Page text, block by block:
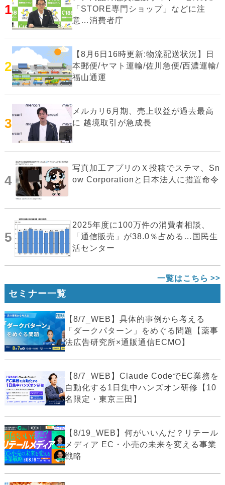
1
「STORE専門ショップ」などに注
意…消費者庁
2
【8月6日16時更新:物流配送状況】日
本郵便/ヤマト運輸/佐川急便/西濃運輸/
福山通運
3
メルカリ6月期、売上収益が過去最高
に 越境取引が急成長
4
写真加工アプリのＸ投稿でステマ、Sn
ow Corporationと日本法人に措置命令
5
2025年度に100万件の消費者相談、
「通信販売」が38.0％占める…国民生
活センター
一覧はこちら
セミナー一覧
【8/7_WEB】具体的事例から考える
「ダークパターン」をめぐる問題【薬事
法広告研究所×通販通信ECMO】
【8/7_WEB】Claude CodeでEC業務を
自動化する1日集中ハンズオン研修【10
名限定・東京三田】
【8/19_WEB】何がいいんだ？リテール
メディア EC・小売の未来を変える事業
戦略